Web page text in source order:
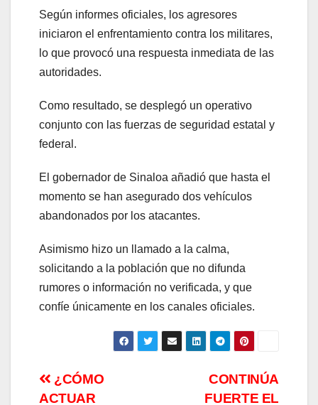
Según informes oficiales, los agresores
iniciaron el enfrentamiento contra los militares,
lo que provocó una respuesta inmediata de las
autoridades.
Como resultado, se desplegó un operativo
conjunto con las fuerzas de seguridad estatal y
federal.
El gobernador de Sinaloa añadió que hasta el
momento se han asegurado dos vehículos
abandonados por los atacantes.
Asimismo hizo un llamado a la calma,
solicitando a la población que no difunda
rumores o información no verificada, y que
confíe únicamente en los canales oficiales.
Navegación
CONTINÚA
FUERTE EL
¿CÓMO
ACTUAR